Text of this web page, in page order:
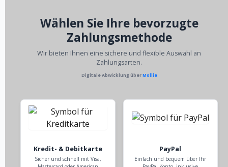
Wählen Sie Ihre bevorzugte
Zahlungsmethode
Wir bieten Ihnen eine sichere und flexible Auswahl an
Zahlungsarten.
Digitale Abwicklung überMollie
Kredit- & Debitkarte
Sicher und schnell mit Visa,
PayPal
Einfach und bequem über Ihr